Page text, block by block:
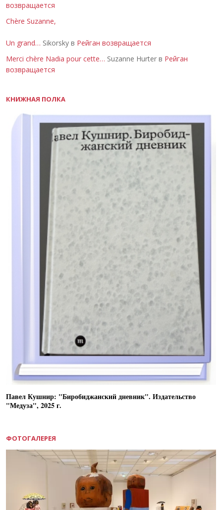
возвращается
Chère Suzanne,
Un grand… Sikorsky в Рейган возвращается
Merci chère Nadia pour cette… Suzanne Hurter в Рейган
возвращается
КНИЖНАЯ ПОЛКА
Павел Кушнир: "Биробиджанский дневник". Издательство
"Медуза", 2025 г.
ФОТОГАЛЕРЕЯ